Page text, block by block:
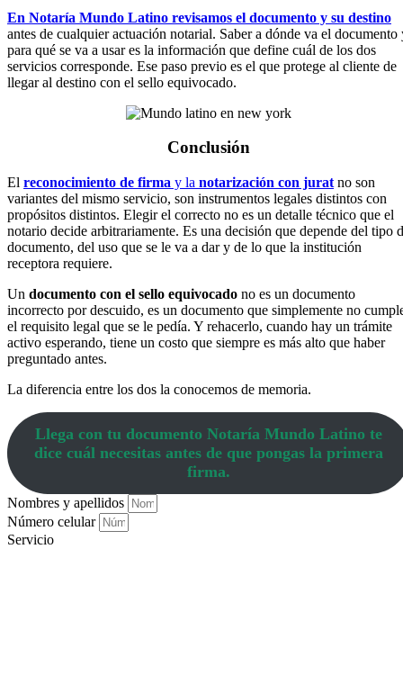
En Notaría Mundo Latino revisamos el documento y su destino
antes de cualquier actuación notarial. Saber a dónde va el documento
para qué se va a usar es la información que define cuál de los dos
servicios corresponde. Ese paso previo es el que protege al cliente de
llegar al destino con el sello equivocado.
Conclusión
El reconocimiento de firma y la notarización con jurat no son
variantes del mismo servicio, son instrumentos legales distintos con
propósitos distintos. Elegir el correcto no es un detalle técnico que el
notario decide arbitrariamente. Es una decisión que depende del tipo
documento, del uso que se le va a dar y de lo que la institución
receptora requiere.
Un documento con el sello equivocado no es un documento
incorrecto por descuido, es un documento que simplemente no
el requisito legal que se le pedía. Y rehacerlo, cuando hay un trámite
activo esperando, tiene un costo que siempre es más alto que haber
preguntado antes.
La diferencia entre los dos la conocemos de memoria.
Llega con tu documento Notaría Mundo Latino te
dice cuál necesitas antes de que pongas la primera
firma.
Nombres y apellidos
Número celular
Servicio